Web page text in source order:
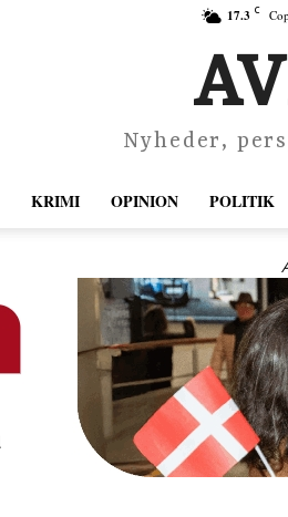
17.3 C
Nyheder,
KRIMI OPINION POLITIK